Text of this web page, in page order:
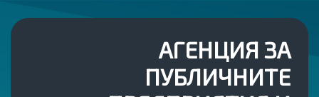
АГЕНЦИЯ ЗА
ПУБЛИЧНИТЕ